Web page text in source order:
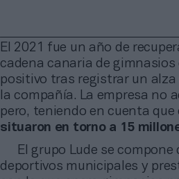
El 2021 fue un año de
cadena canaria de
positivo tras registrar un alza
la compañía. La empresa no
pero, teniendo en cuenta
situaron en torno a 15
El grupo Lude se
deportivos municipales y